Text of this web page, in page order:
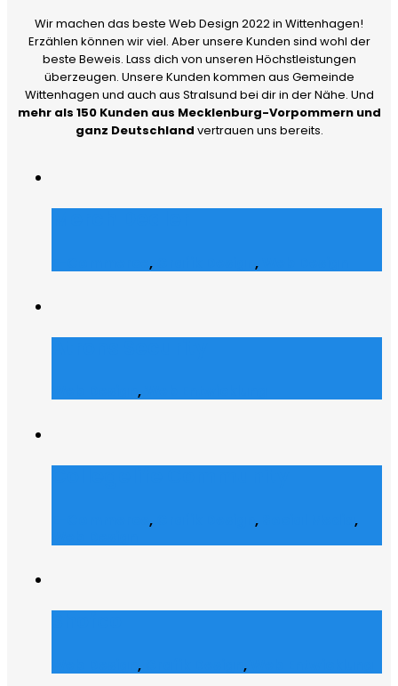
Wir machen das beste Web Design 2022 in Wittenhagen!
Erzählen können wir viel. Aber unsere Kunden sind wohl der
beste Beweis. Lass dich von unseren Höchstleistungen
überzeugen. Unsere Kunden kommen aus Gemeinde
Wittenhagen und auch aus Stralsund bei dir in der Nähe. Und
mehr als 150 Kunden aus Mecklenburg-Vorpommern und
ganz Deutschland vertrauen uns bereits.
, ,
,
, ,
,
, ,